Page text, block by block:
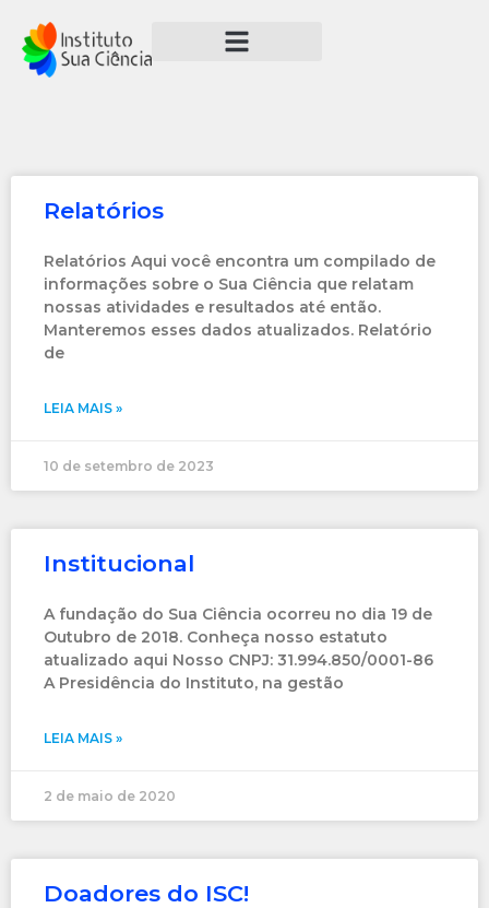
Relatórios
Relatórios Aqui você encontra um compilado de
informações sobre o Sua Ciência que relatam
nossas atividades e resultados até então.
Manteremos esses dados atualizados. Relatório
de
LEIA MAIS »
10 de setembro de 2023
Institucional
A fundação do Sua Ciência ocorreu no dia 19 de
Outubro de 2018. Conheça nosso estatuto
atualizado aqui Nosso CNPJ: 31.994.850/0001-86
A Presidência do Instituto, na gestão
LEIA MAIS »
2 de maio de 2020
Doadores do ISC!